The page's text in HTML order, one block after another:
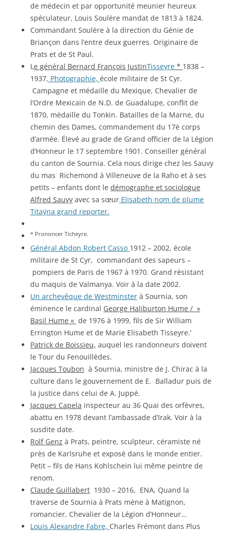
de médecin et par opportunité meunier heureux
spéculateur, Louis Soulère mandat de 1813 à 1824.
Commandant Soulère à la direction du Génie de
Briançon dans l’entre deux guerres. Originaire de
Prats et de St Paul.
Le général Bernard François JustinTisseyre * 1838 –
1937, Photographie, école militaire de St Cyr.
Campagne et médaille du Mexique, Chevalier de
l’Ordre Mexicain de N.D. de Guadalupe, conflit de
1870, médaille du Tonkin. Batailles de la Marne, du
chemin des Dames, commandement du 17è corps
d’armée. Élevé au grade de Grand officier de la Légion
d’Honneur le 17 septembre 1901. Conseiller général
du canton de Sournia. Cela nous dirige chez les Sauvy
du mas Richemond à Villeneuve de la Raho et à ses
petits – enfants dont le démographe et sociologue
Alfred Sauvy avec sa sœur Elisabeth nom de plume
Titaÿna grand reporter.
* Prononcer Ticheyre.
Général Abdon Robert Casso 1912 – 2002, école
militaire de St Cyr, commandant des sapeurs –
pompiers de Paris de 1967 à 1970. Grand résistant
du maquis de Valmanya. Voir à la date 2002.
Un archevêque de Westminster à Sournia, son
éminence le cardinal George Haliburton Hume / »
Basil Hume « de 1976 à 1999, fils de Sir William
Errington Hume et de Marie Elisabeth Tisseyre.’
Patrick de Boissieu, auquel les randonneurs doivent
le Tour du Fenouillèdes.
Jacques Toubon à Sournia, ministre de J. Chirac à la
culture dans le gouvernement de E. Balladur puis de
la justice dans celui de A. Juppé.
Jacques Capela inspecteur au 36 Quai des orfèvres,
abattu en 1978 devant l’ambassade d’Irak. Voir à la
susdite date.
Rolf Genz à Prats, peintre, sculpteur, céramiste né
près de Karlsruhe et exposé dans le monde entier.
Petit – fils de Hans Kohlschein lui même peintre de
renom.
Claude Guillabert 1930 – 2016, ENA, Quand la
traverse de Sournia à Prats mène à Matignon,
romancier, Chevalier de la Légion d’Honneur…
Louis Alexandre Fabre, Charles Frémont dans Plus